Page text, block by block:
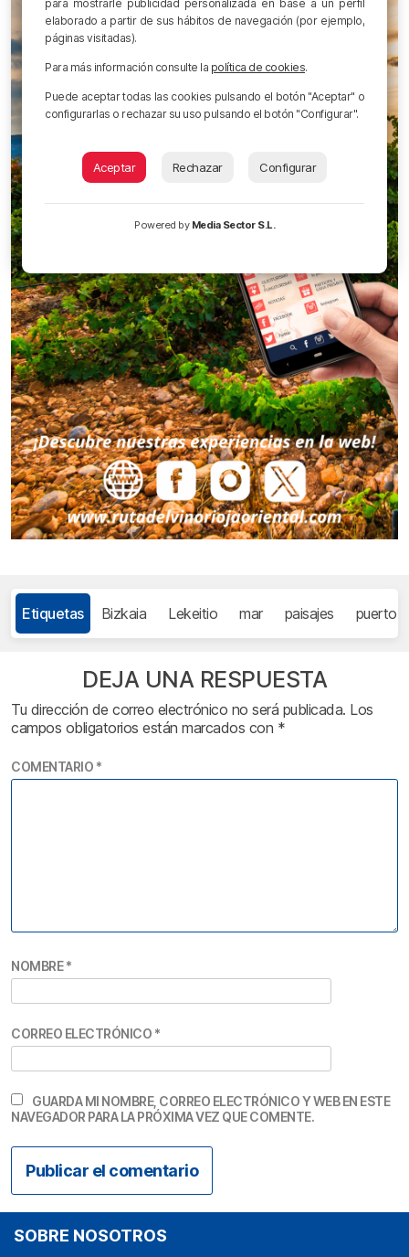
Etiquetas Bizkaia Lekeitio mar paisajes puerto
DEJA UNA RESPUESTA
Tu dirección de correo electrónico no será publicada. Los
campos obligatorios están marcados con *
COMENTARIO *
NOMBRE*
CORREO ELECTRÓNICO *
GUARDA MI NOMBRE, CORREO ELECTRÓNICO Y WEB EN ESTE
NAVEGADOR PARA LA PRÓXIMA VEZ QUE COMENTE.
SOBRE NOSOTROS
para mostrarle publicidad personalizada en base a un perfil
elaborado a partir de sus hábitos de navegación (por ejemplo,
páginas visitadas).
Para más información consulte la política de cookies.
Puede aceptar todas las cookies pulsando el botón "Aceptar" o
configurarlas o rechazar su uso pulsando el botón "Configurar".
Aceptar Rechazar Configurar
Powered by Media Sector S.L.